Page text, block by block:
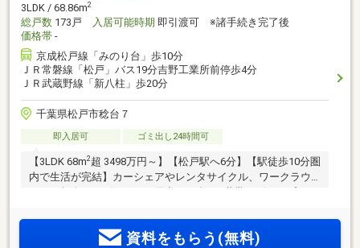
3LDK / 68.86m2
総戸数 173戸 入居可能時期 即引渡可 ※諸手続き完了後
価格帯 -
京成松戸線「みのり台」歩10分
ＪＲ常磐線「松戸」バス19分吉野工業所前停歩4分
ＪＲ武蔵野線「新八柱」歩20分
千葉県松戸市稔台７
即入居可 ゴミ出し24時間可
【3LDK 68m2超 3498万円～】【松戸駅へ6分】【駅徒歩10分圏
内で生活が完結】カーシェアやレンタサイクル、ワークラウ
公開中！
資料をもらう(無料)